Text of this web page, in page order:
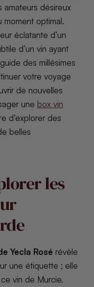
amateurs désireux
moment optimal.
éclatante d’un
d’un vin ayant
des millésimes
votre voyage
de nouvelles
une box vin
d’explorer des
belles
les
Yecla Rosé révèle
une étiquette ; elle
vin de Murcie.